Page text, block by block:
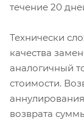
течение 20
Технически
качества
аналогичный
стоимости.
возврата